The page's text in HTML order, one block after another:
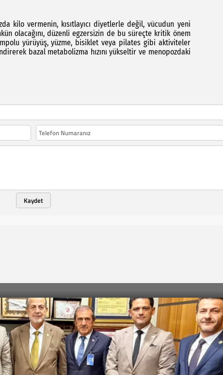
kilo vermenin, kısıtlayıcı diyetlerle değil, vücudun yeni
olacağını, düzenli egzersizin de bu süreçte kritik önem
yürüyüş, yüzme, bisiklet veya pilates gibi aktiviteler
bazal metabolizma hızını yükseltir ve menopozdaki
Kaydet